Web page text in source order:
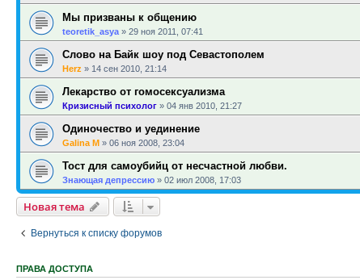
Мы призваны к общению
teoretik_asya » 29 ноя 2011, 07:41
Слово на Байк шоу под Севастополем
Herz » 14 сен 2010, 21:14
Лекарство от гомосексуализма
Кризисный психолог » 04 янв 2010, 21:27
Одиночество и уединение
Galina M » 06 ноя 2008, 23:04
Тост для самоубийц от несчастной любви.
Знающая депрессию » 02 июл 2008, 17:03
Новая тема
Вернуться к списку форумов
ПРАВА ДОСТУПА